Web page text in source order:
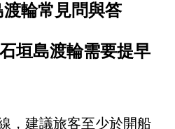
輪常見問與答
垣島渡輪需要提早
，建議旅客至少於開船